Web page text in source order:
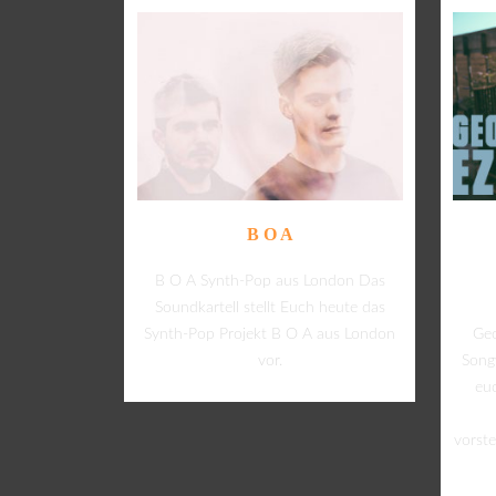
B O A
B O A Synth-Pop aus London Das
Soundkartell stellt Euch heute das
Synth-Pop Projekt B O A aus London
vor.